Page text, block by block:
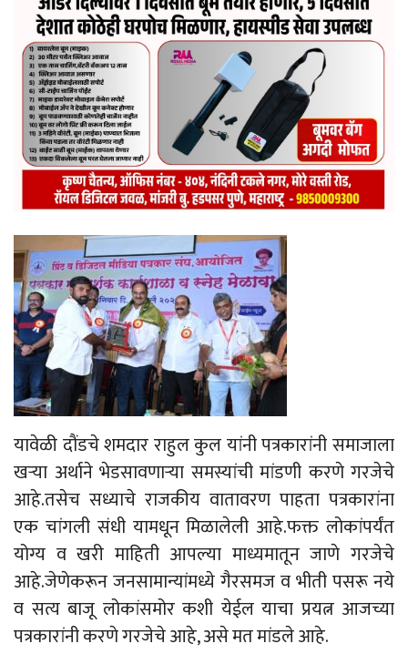
यावेळी दाैंडचे शमदार राहुल कुल यांनी पत्रकारांनी समाजाला
खऱ्या अर्थाने भेडसावणाऱ्या समस्यांची मांडणी करणे गरजेचे
आहे.तसेच सध्याचे राजकीय वातावरण पाहता पत्रकारांना
एक चांगली संधी यामधून मिळालेली आहे.फक्त लोकांपर्यंत
योग्य व खरी माहिती आपल्या माध्यमातून जाणे गरजेचे
आहे.जेणेकरून जनसामान्यांमध्ये गैरसमज व भीती पसरू नये
व सत्य बाजू लोकांसमोर कशी येईल याचा प्रयत्न आजच्या
पत्रकारांनी करणे गरजेचे आहे, असे मत मांडले आहे.